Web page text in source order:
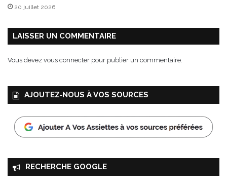
s
20 juillet 2026
LAISSER UN COMMENTAIRE
Vous devez vous connecter pour publier un commentaire.
AJOUTEZ‑NOUS À VOS SOURCES
RECHERCHE GOOGLE